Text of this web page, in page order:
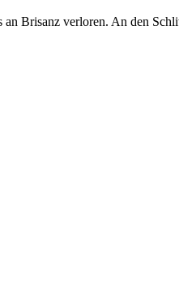
Brisanz verloren. An den